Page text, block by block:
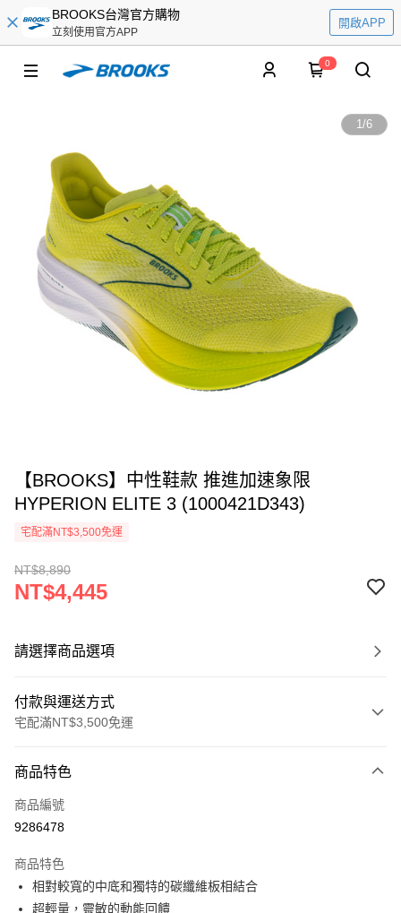
BROOKS台灣官方購物
立刻使用官方APP
開啟APP
0
1/6
【BROOKS】中性鞋款 推進加速象限
HYPERION ELITE 3 (1000421D343)
宅配滿NT$3,500免運
NT$8,890
NT$4,445
請選擇商品選項
付款與運送方式
宅配滿NT$3,500免運
信用卡一次付款
ATM付款
運送方式
宅配
商品特色
商品編號
9286478
商品特色
相對較寬的中底和獨特的碳纖維板相結合
超輕量，靈敏的動能回饋